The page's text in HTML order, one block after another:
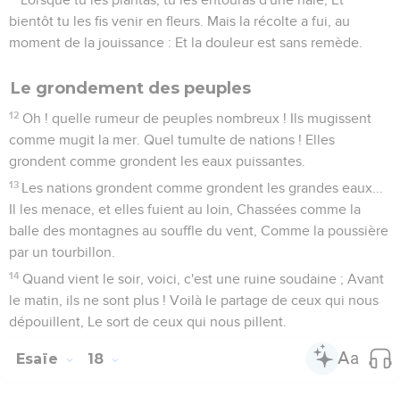
Moab est détruite !...
On monte au temple et à Dibon, Sur les hauts lieux, pour
Toutes les têtes sont rasées, Toutes les barbes sont
Dans les rues, ils sont couverts de sacs ; Sur les toits et
dans les places, Tout gémit et fond en larmes.
Hesbon et Élealé poussent des cris, On entend leur voix
jusqu'à Jahats ; Même les guerriers de Moab se lamentent,
Mon coeur gémit sur Moab, Dont les fugitifs se sauvent
jusqu'à Tsoar, Jusqu'à Églath Schelischija ; Car ils font, en
détresse sur le chemin de Choronaïm ;
desséchée, le gazon est détruit, La verdure a disparu.